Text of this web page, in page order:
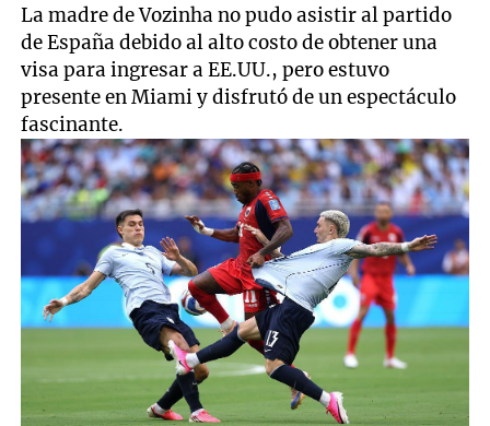
La madre de Vozinha no pudo asistir al partido
de España debido al alto costo de obtener una
visa para ingresar a EE.UU., pero estuvo
presente en Miami y disfrutó de un espectáculo
fascinante.